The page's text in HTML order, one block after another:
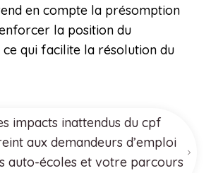
en compte la présomption
la position du
qui facilite la résolution du
impacts inattendus du cpf
aux demandeurs d’emploi
auto-écoles et votre parcours